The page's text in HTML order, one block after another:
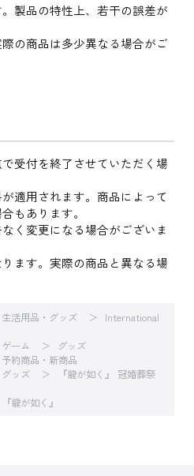
製品の特性上、若干の誤差が
の商品は多少異なる場合がご
受付を終了させていただく場
適用されます。商品によって
もあります。
く変更になる場合がございま
ます。実際の商品と異なる場
生活用品・グッズ
International
ゲーム
グッズ
予約商品・新商品
グッズ
『龍が如く』 冠婚葬祭
『龍が如く』